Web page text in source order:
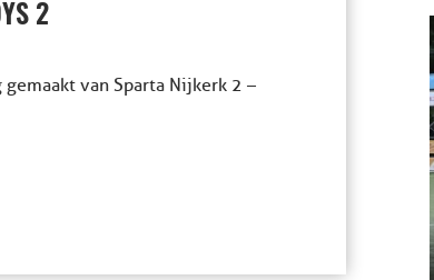
2
van Sparta Nijkerk 2 –